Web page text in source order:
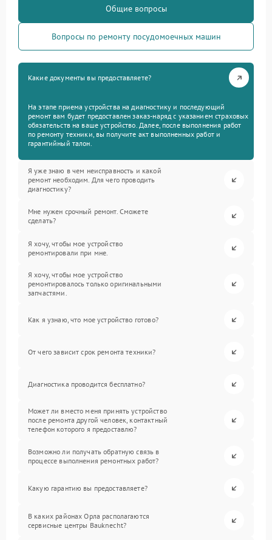
Общие вопросы
Вопросы по ремонту посудомоечных машин
Какие документы вы предоставляете?
На этапе приема устройства на диагностику и последующий
ремонт вам будет предоставлен заказ-наряд с указанием страховых
обязательств на ваше устройство. Далее, после выполнения работ
по ремонту техники, вы получите акт выполненных работ и
гарантийный талон.
Я уже знаю в чем неисправность и какой
ремонт необходим. Для чего проводить
диагностику?
Мне нужен срочный ремонт. Сможете
сделать?
Я хочу, чтобы мое устройство
ремонтировали при мне.
Я хочу, чтобы мое устройство
ремонтировалось только оригинальными
запчастями.
Как я узнаю, что мое устройство готово?
От чего зависит срок ремонта техники?
Диагностика проводится бесплатно?
Может ли вместо меня принять устройство
после ремонта другой человек, контактный
телефон которого я предоставлю?
Возможно ли получать обратную связь в
процессе выполнения ремонтных работ?
Какую гарантию вы предоставляете?
В каких районах Орла располагаются
сервисные центры Bauknecht?